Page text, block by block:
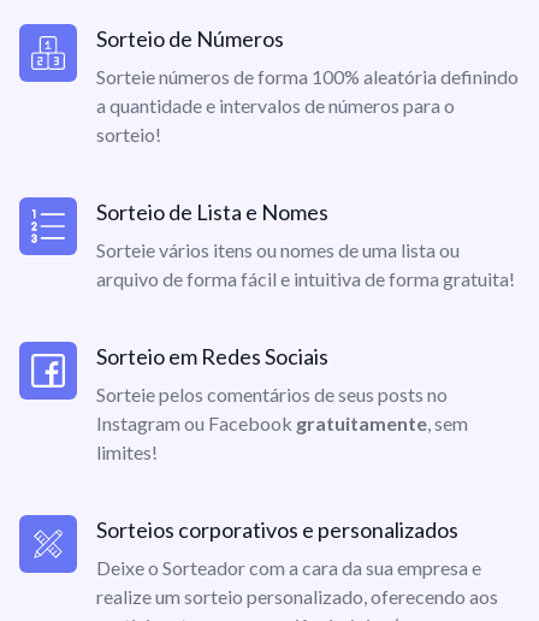
Sorteio de Números
Sorteie números de forma 100% aleatória definindo
a quantidade e intervalos de números para o
sorteio!
Sorteio de Lista e Nomes
Sorteie vários itens ou nomes de uma lista ou
arquivo de forma fácil e intuitiva de forma gratuita!
Sorteio em Redes Sociais
Sorteie pelos comentários de seus posts no
Instagram ou Facebook gratuitamente, sem
limites!
Sorteios corporativos e personalizados
Deixe o Sorteador com a cara da sua empresa e
realize um sorteio personalizado, oferecendo aos